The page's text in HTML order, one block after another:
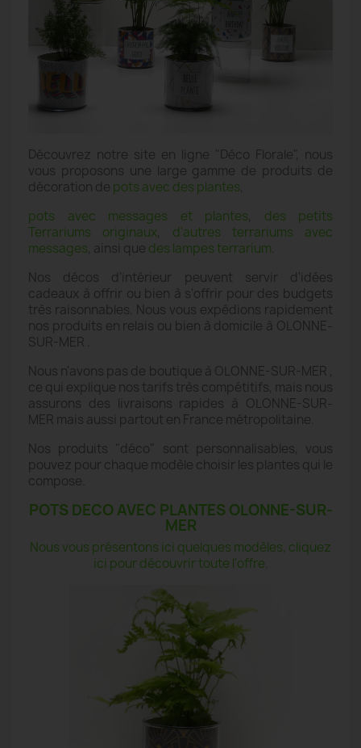
Découvrez notre site en ligne "Déco Florale", nous
vous proposons une large gamme de produits de
décoration de pots avec des plantes,
pots avec messages et plantes, des petits
Terrariums originaux, d'autres terrariums avec
messages, ainsi que des lampes terrarium
Nos décos d'intérieur peuvent servir d'idées
cadeaux à offrir ou bien à s'offrir pour des budgets
très raisonnables. Nous vous expédions rapidement
nos produits en relais ou bien à domicile à OLONNE-
SUR-MER .
Nous n'avons pas de boutique à OLONNE-SUR-MER ,
ce qui explique nos tarifs très compétitifs, mais nous
assurons des livraisons rapides à OLONNE-SUR-
MER mais aussi partout en France métropolitaine.
Nos produits "déco" sont personnalisables, vous
pouvez pour chaque modèle choisir les plantes qui le
compose.
POTS DECO AVEC PLANTES OLONNE-SUR-
MER
Nous vous présentons ici quelques modèles, cliquez
ici pour découvrir toute l'offre.